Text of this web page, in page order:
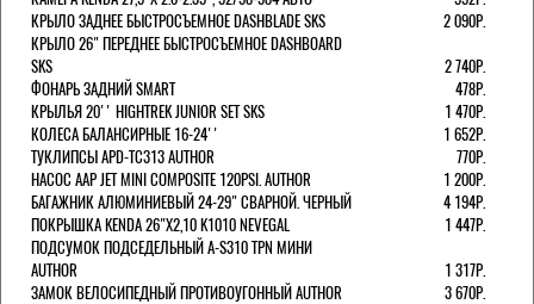
КРЫЛО ЗАДНЕЕ БЫСТРОСЪЕМНОЕ DASHBLADE SKS
2 090Р.
КРЫЛО 26" ПЕРЕДНЕЕ БЫСТРОСЪЕМНОЕ DASHBOARD
SKS
2 740Р.
ФОНАРЬ ЗАДНИЙ SMART
478Р.
КРЫЛЬЯ 20'' HIGHTREK JUNIOR SET SKS
1 470Р.
КОЛЕСА БАЛАНСИРНЫЕ 16-24''
1 652Р.
ТУКЛИПСЫ APD-TC313 AUTHOR
770Р.
НАСОС AAP JET MINI COMPOSITE 120PSI. AUTHOR
1 200Р.
БАГАЖНИК АЛЮМИНИЕВЫЙ 24-29" СВАРНОЙ. ЧЕРНЫЙ
4 194Р.
ПОКРЫШКА KENDA 26"Х2,10 K1010 NEVEGAL
1 447Р.
ПОДСУМОК ПОДСЕДЕЛЬНЫЙ A-S310 TPN МИНИ
AUTHOR
1 317Р.
ЗАМОК ВЕЛОСИПЕДНЫЙ ПРОТИВОУГОННЫЙ AUTHOR
3 670Р.